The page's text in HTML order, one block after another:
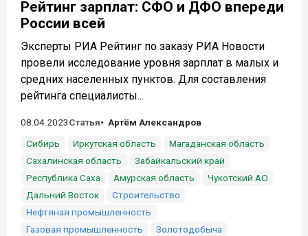
Рейтинг зарплат: СФО и ДФО впереди
России всей
Эксперты РИА Рейтинг по заказу РИА Новости
провели исследование уровня зарплат в малых и
средних населенных пунктов. Для составления
рейтинга специалисты...
08.04.2023Статья
Артём Александров
Сибирь
Иркутская область
Магаданская область
Сахалинская область
Забайкальский край
Республика Саха
Амурская область
Чукотский АО
Дальний Восток
Строительство
Нефтяная промышленность
Газовая промышленность
Золотодобыча